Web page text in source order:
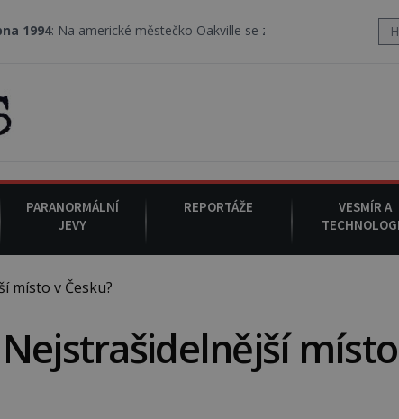
městečko Oakville se z nebe snáší podivná rosolovitá látka
PARANORMÁLNÍ
JEVY
REPORTÁŽE
VESMÍR A
místo v Česku?
místo